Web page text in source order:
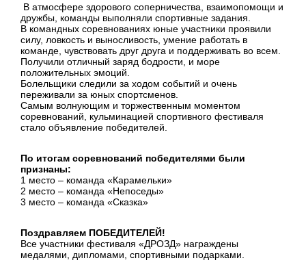
В атмосфере здорового соперничества, взаимопомощи и
дружбы, команды выполняли спортивные задания.
В командных соревнованиях юные участники проявили
силу, ловкость и выносливость, умение работать в
команде, чувствовать друг друга и поддерживать во всем.
Получили отличный заряд бодрости, и море
положительных эмоций.
Болельщики следили за ходом событий и очень
переживали за юных спортсменов.
Самым волнующим и торжественным моментом
соревнований, кульминацией спортивного фестиваля
стало объявление победителей.
По итогам соревнований победителями были
признаны:
1 место – команда «Карамельки»
2 место – команда «Непоседы»
3 место – команда «Сказка»
Поздравляем ПОБЕДИТЕЛЕЙ!
Все участники фестиваля «ДРОЗД» награждены
медалями, дипломами, спортивными подарками.